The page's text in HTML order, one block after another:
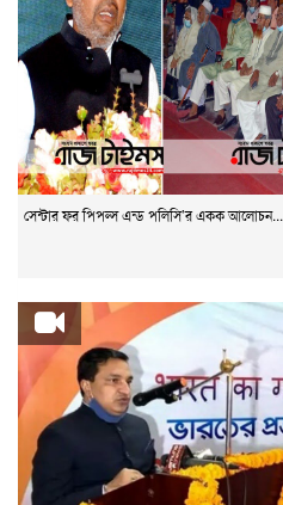
সেন্টার ফর পিপল্স এন্ড পলিসি’র একক আলোচন...